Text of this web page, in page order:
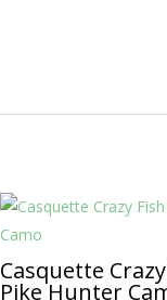
Casquette
Pike Hunter